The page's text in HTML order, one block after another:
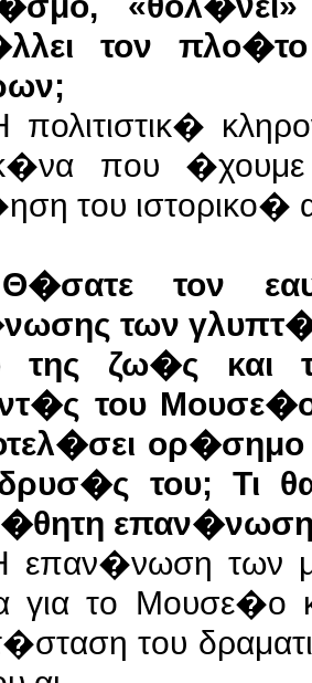
τον
πολιτιστικ�
που �χουμε
του
τον
των
της ζω�ς και
του
ορ�σημο
του; Τι
επαν�νωση των
για το Μουσε�ο
του